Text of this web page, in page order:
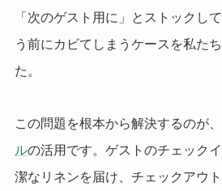
「次のゲスト用に」とストックし
う前にカビてしまうケースを私た
た。
この問題を根本から解決するのが、
ルの活用です。ゲストのチェック
潔なリネンを届け、チェックアウ